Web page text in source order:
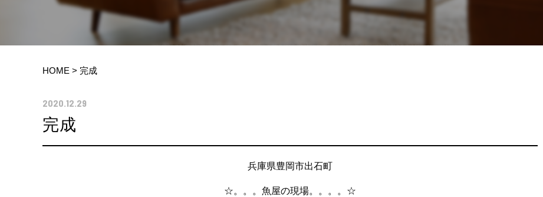
HOME > 完成
2020.12.29
完成
兵庫県豊岡市出石町
☆。。。魚屋の現場。。。。☆